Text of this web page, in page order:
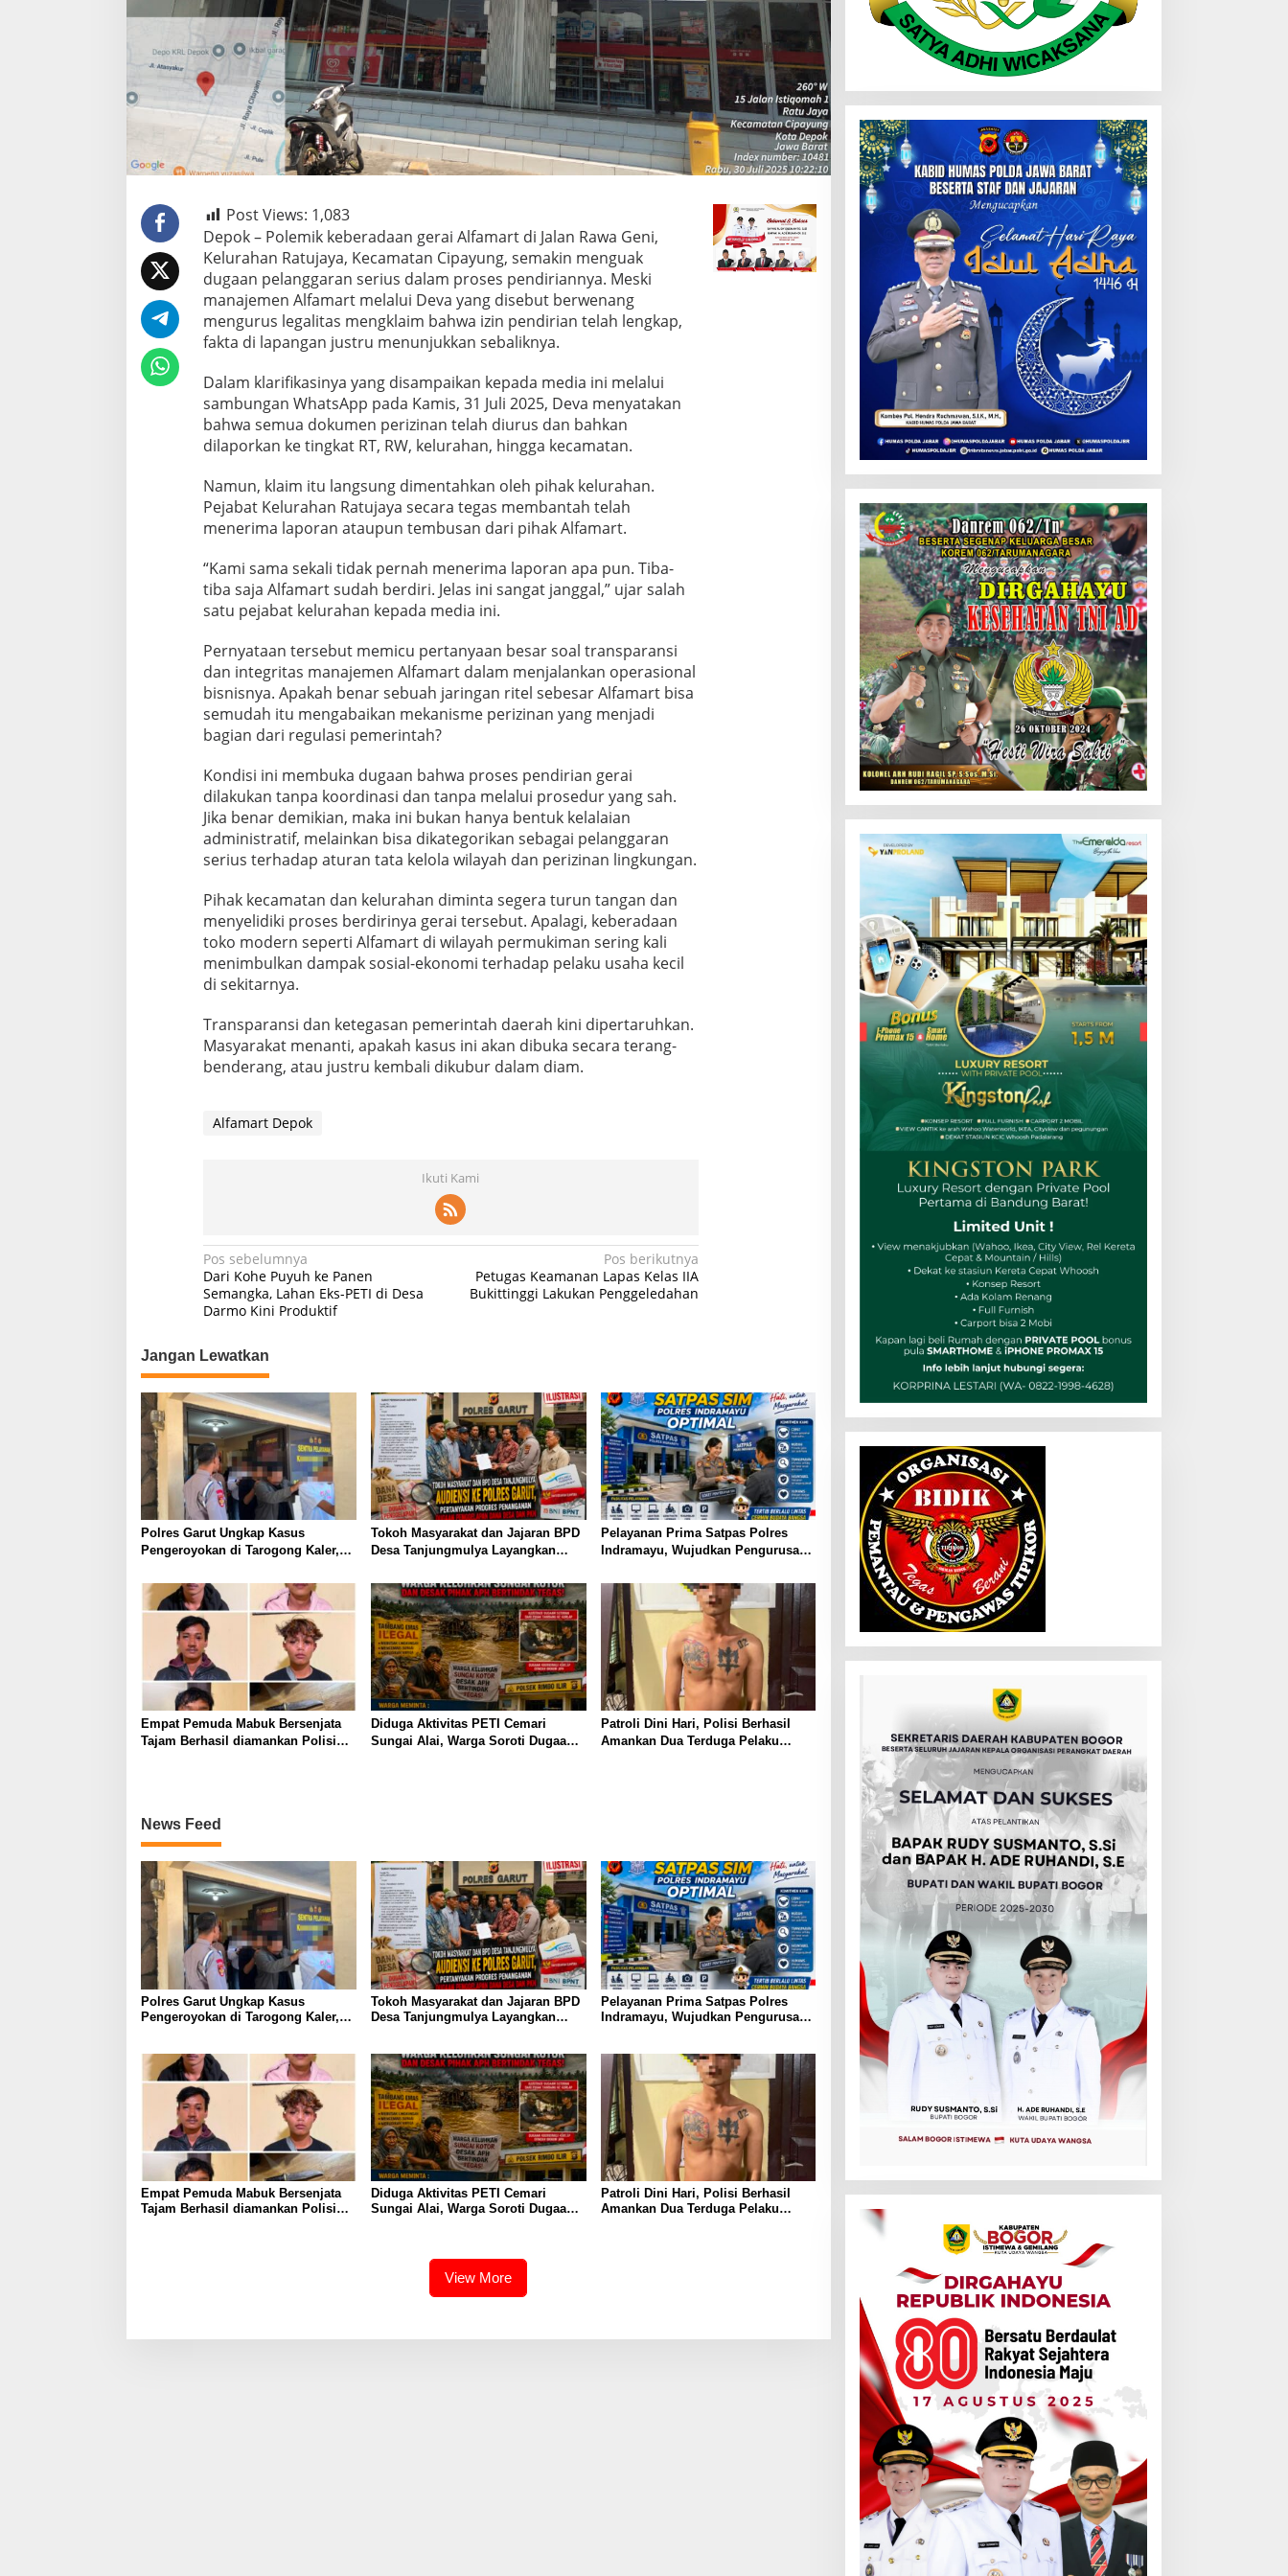
Post Views: 1,083
Depok – Polemik keberadaan gerai Alfamart di Jalan Rawa Geni,
Kelurahan Ratujaya, Kecamatan Cipayung, semakin menguak
dugaan pelanggaran serius dalam proses pendiriannya. Meski
manajemen Alfamart melalui Deva yang disebut berwenang
mengurus legalitas mengklaim bahwa izin pendirian telah lengkap,
fakta di lapangan justru menunjukkan sebaliknya.
Dalam klarifikasinya yang disampaikan kepada media ini melalui
sambungan WhatsApp pada Kamis, 31 Juli 2025, Deva menyatakan
bahwa semua dokumen perizinan telah diurus dan bahkan
dilaporkan ke tingkat RT, RW, kelurahan, hingga kecamatan.
Namun, klaim itu langsung dimentahkan oleh pihak kelurahan.
Pejabat Kelurahan Ratujaya secara tegas membantah telah
menerima laporan ataupun tembusan dari pihak Alfamart.
“Kami sama sekali tidak pernah menerima laporan apa pun. Tiba-
tiba saja Alfamart sudah berdiri. Jelas ini sangat janggal,” ujar salah
satu pejabat kelurahan kepada media ini.
Pernyataan tersebut memicu pertanyaan besar soal transparansi
dan integritas manajemen Alfamart dalam menjalankan operasional
bisnisnya. Apakah benar sebuah jaringan ritel sebesar Alfamart bisa
semudah itu mengabaikan mekanisme perizinan yang menjadi
bagian dari regulasi pemerintah?
Kondisi ini membuka dugaan bahwa proses pendirian gerai
dilakukan tanpa koordinasi dan tanpa melalui prosedur yang sah.
Jika benar demikian, maka ini bukan hanya bentuk kelalaian
administratif, melainkan bisa dikategorikan sebagai pelanggaran
serius terhadap aturan tata kelola wilayah dan perizinan lingkungan.
Pihak kecamatan dan kelurahan diminta segera turun tangan dan
menyelidiki proses berdirinya gerai tersebut. Apalagi, keberadaan
toko modern seperti Alfamart di wilayah permukiman sering kali
menimbulkan dampak sosial-ekonomi terhadap pelaku usaha kecil
di sekitarnya.
Transparansi dan ketegasan pemerintah daerah kini dipertaruhkan.
Masyarakat menanti, apakah kasus ini akan dibuka secara terang-
benderang, atau justru kembali dikubur dalam diam.
Alfamart Depok
Ikuti Kami
Navigasi
pos
Pos sebelumnya
Dari Kohe Puyuh ke Panen
Semangka, Lahan Eks-PETI di Desa
Darmo Kini Produktif
Pos berikutnya
Petugas Keamanan Lapas Kelas IIA
Bukittinggi Lakukan Penggeledahan
Jangan Lewatkan
Polres Garut Ungkap Kasus
Pengeroyokan di Tarogong Kaler,
Diamankan
Tokoh Masyarakat dan Jajaran BPD
Desa Tanjungmulya Layangkan
Pertanyakan Progres Penanganan
Dugaan Penggelapan Dana Desa
dan Program PKH
Pelayanan Prima Satpas Polres
Indramayu, Wujudkan Pengurusan
Empat Pemuda Mabuk Bersenjata
Tajam Berhasil diamankan Polisi
Diduga Aktivitas PETI Cemari
Sungai Alai, Warga Soroti Dugaan
Patroli Dini Hari, Polisi Berhasil
Amankan Dua Terduga Pelaku
News Feed
Polres Garut Ungkap Kasus
Pengeroyokan di Tarogong Kaler,
Tokoh Masyarakat dan Jajaran BPD
Desa Tanjungmulya Layangkan
Dugaan Penggelapan Dana Desa
dan Program PKH
Pelayanan Prima Satpas Polres
Indramayu, Wujudkan Pengurusan
Empat Pemuda Mabuk Bersenjata
Tajam Berhasil diamankan Polisi
Diduga Aktivitas PETI Cemari
Sungai Alai, Warga Soroti Dugaan
Patroli Dini Hari, Polisi Berhasil
Amankan Dua Terduga Pelaku
View More